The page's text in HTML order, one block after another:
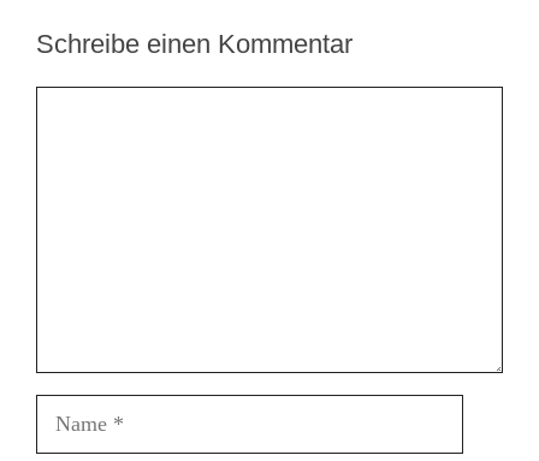
Schreibe einen Kommentar
Name